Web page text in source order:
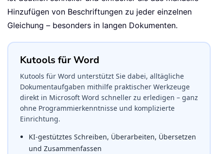
Hinzufügen von Beschriftungen zu jeder einzelnen
Gleichung – besonders in langen Dokumenten.
Kutools für Word
Kutools für Word unterstützt Sie dabei, alltägliche
Dokumentaufgaben mithilfe praktischer Werkzeuge
direkt in Microsoft Word schneller zu erledigen – ganz
ohne Programmierkenntnisse und komplizierte
Einrichtung.
KI-gestütztes Schreiben, Überarbeiten, Übersetzen
und Zusammenfassen